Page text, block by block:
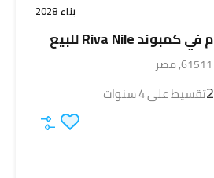
بناء 2028
تقسيط على 4 سنوات